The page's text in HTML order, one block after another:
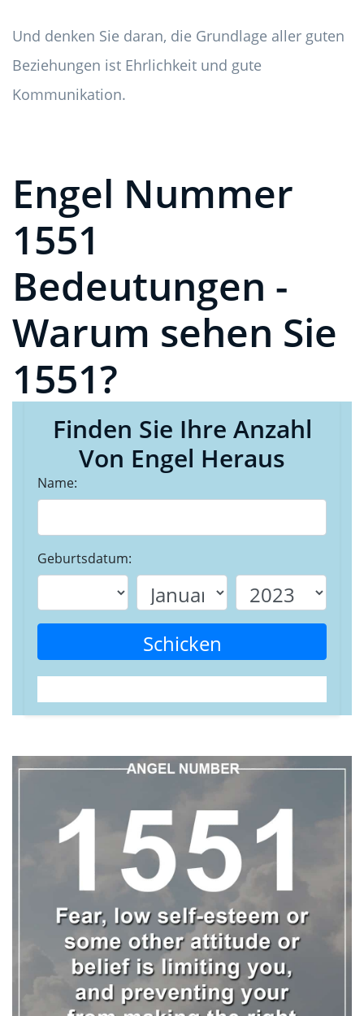
Und denken Sie daran, die Grundlage aller guten
Beziehungen ist Ehrlichkeit und gute
Kommunikation.
Engel Nummer
1551
Bedeutungen -
Warum sehen Sie
1551?
Finden Sie Ihre Anzahl
Von Engel Heraus
Name:
Geburtsdatum:
Schicken